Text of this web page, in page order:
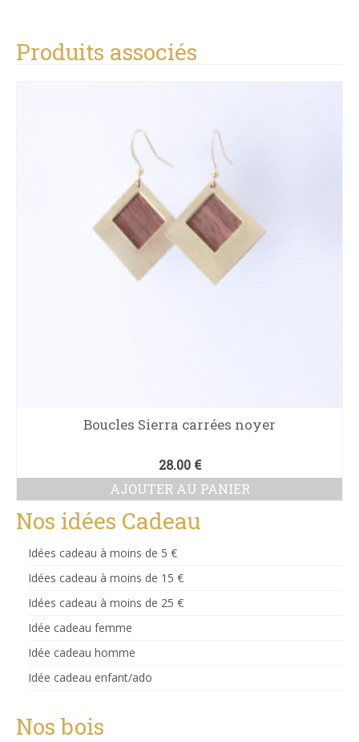
Produits associés
Boucles Sierra carrées noyer
28.00 €
AJOUTER AU PANIER
Nos idées Cadeau
Idées cadeau à moins de 5 €
Idées cadeau à moins de 15 €
Idées cadeau à moins de 25 €
Idée cadeau femme
Idée cadeau homme
Idée cadeau enfant/ado
Nos bois